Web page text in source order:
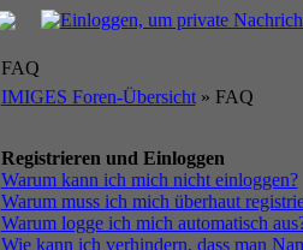
FAQ
IMIGES Foren-Übersicht» FAQ
Registrieren und Einloggen
Warum kann ich mich nicht einloggen?
Warum muss ich mich überhaut
Warum logge ich mich automatisch
Wie kann ich verhindern, dass man